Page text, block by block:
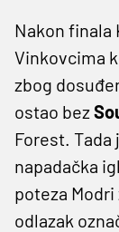
Nakon finala
Vinkovcima
zbog
ostao bez
Forest. Tada
napadačka
poteza
odlazak